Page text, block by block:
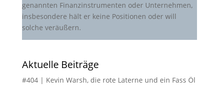
genannten Finanzinstrumenten oder Unternehmen,
insbesondere hält er keine Positionen oder will
solche veräußern.
Aktuelle Beiträge
#404 | Kevin Warsh, die rote Laterne und ein Fass Öl